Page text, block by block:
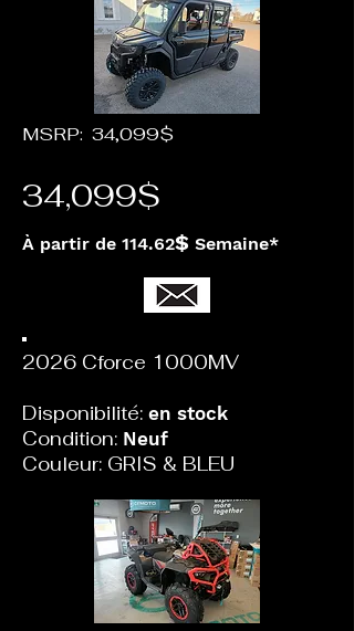
MSRP: 34,099$
34,099$
À partir de 114.62$ Semaine*
2026 Cforce 1000MV
Disponibilité: en stock
Condition: Neuf
Couleur: GRIS & BLEU